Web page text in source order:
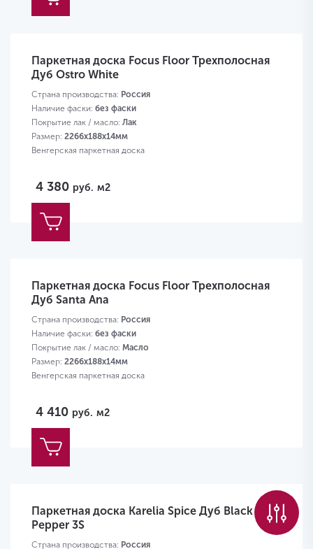
Паркетная доска Focus Floor Трехполосная
Дуб Ostro White
Страна производства: Россия
Наличие фаски: без фаски
Покрытие лак / масло: Лак
Размер: 2266х188х14мм
Венгерская паркетная доска
4 380 руб. м2
Паркетная доска Focus Floor Трехполосная
Дуб Santa Ana
Страна производства: Россия
Наличие фаски: без фаски
Покрытие лак / масло: Масло
Размер: 2266х188х14мм
Венгерская паркетная доска
4 410 руб. м2
Паркетная доска Karelia Spice Дуб Black
Pepper 3S
Страна производства: Россия